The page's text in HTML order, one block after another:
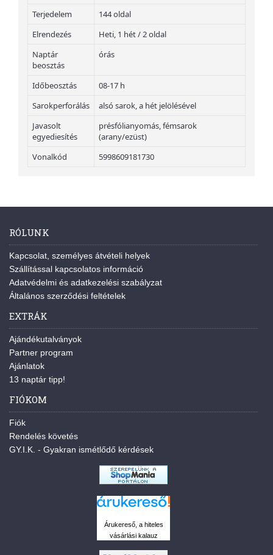
Terjedelem
144 oldal
Elrendezés
Heti, 1 hét / 2 oldal
Naptár
beosztás
órás
Időbeosztás
08-17 h
Sarokperforálás
alsó sarok, a hét jelölésével
Javasolt
egyediesítés
présfólianyomás, fémsarok
(arany/ezüst)
Vonalkód
5998609181730
RÓLUNK
Kapcsolat, személyes átvételi helyek
Szállítással kapcsolatos információ
Adatvédelmi és adatkezelési szabályzat
Általános szerződési feltételek
EXTRÁK
Ajándékutalványok
Partner program
Ajánlatok
13 naptár tipp!
FIÓKOM
Fiók
Rendelés követés
GY.I.K. - Gyakran ismétlődő kérdések
Árukereső, a hiteles
vásárlási kalauz